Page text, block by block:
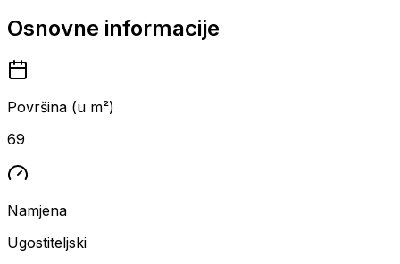
Osnovne informacije
Površina (u m²)
69
Namjena
Ugostiteljski